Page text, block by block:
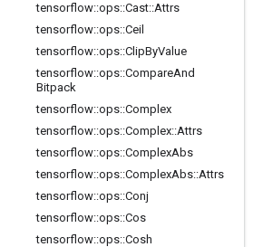
tensorflow::ops::Cast::Attrs
tensorflow::ops::Ceil
tensorflow::ops::ClipByValue
tensorflow::ops::CompareAnd
Bitpack
tensorflow::ops::Complex
tensorflow::ops::Complex::Attrs
tensorflow::ops::ComplexAbs
tensorflow::ops::ComplexAbs::Attrs
tensorflow::ops::Conj
tensorflow::ops::Cos
tensorflow::ops::Cosh